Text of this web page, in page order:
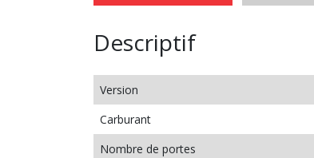
Descriptif
Version
Carburant
Nombre de portes